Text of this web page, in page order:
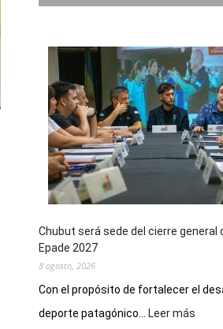
Chubut será sede del cierre general
Epade 2027
8 agosto, 2026
Con el propósito de fortalecer el
deporte patagónico...
Leer más